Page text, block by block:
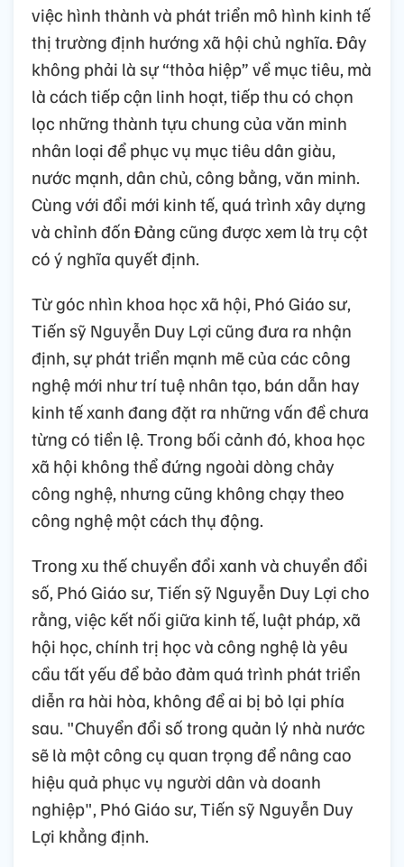
việc hình thành và phát triển mô hình kinh tế
thị trường định hướng xã hội chủ nghĩa. Đây
không phải là sự “thỏa hiệp” về mục tiêu, mà
là cách tiếp cận linh hoạt, tiếp thu có chọn
lọc những thành tựu chung của văn minh
nhân loại để phục vụ mục tiêu dân giàu,
nước mạnh, dân chủ, công bằng, văn minh.
Cùng với đổi mới kinh tế, quá trình xây dựng
và chỉnh đốn Đảng cũng được xem là trụ cột
có ý nghĩa quyết định.
Từ góc nhìn khoa học xã hội, Phó Giáo sư,
Tiến sỹ Nguyễn Duy Lợi cũng đưa ra nhận
định, sự phát triển mạnh mẽ của các công
nghệ mới như trí tuệ nhân tạo, bán dẫn hay
kinh tế xanh đang đặt ra những vấn đề chưa
từng có tiền lệ. Trong bối cảnh đó, khoa học
xã hội không thể đứng ngoài dòng chảy
công nghệ, nhưng cũng không chạy theo
công nghệ một cách thụ động.
Trong xu thế chuyển đổi xanh và chuyển đổi
số, Phó Giáo sư, Tiến sỹ Nguyễn Duy Lợi cho
rằng, việc kết nối giữa kinh tế, luật pháp, xã
hội học, chính trị học và công nghệ là yêu
cầu tất yếu để bảo đảm quá trình phát triển
diễn ra hài hòa, không để ai bị bỏ lại phía
sau. "Chuyển đổi số trong quản lý nhà nước
sẽ là một công cụ quan trọng để nâng cao
hiệu quả phục vụ người dân và doanh
nghiệp", Phó Giáo sư, Tiến sỹ Nguyễn Duy
Lợi khẳng định.